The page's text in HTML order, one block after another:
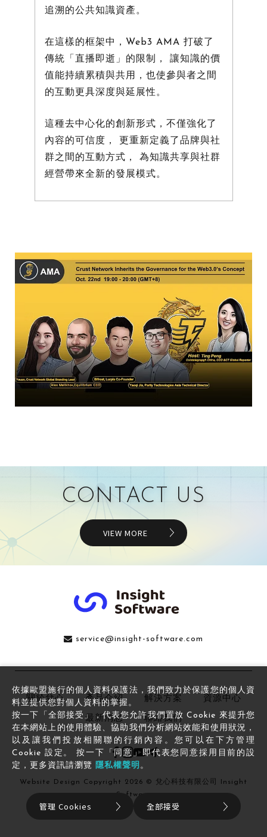
追溯的公共知識資產。
在這樣的框架中，Web3 AMA 打破了
傳統「直播即逝」的限制， 讓知識的價
值能持續累積與共用，也使參與者之間
的互動更具深度與延展性。
這種去中心化的創新形式，不僅強化了
內容的可信度， 更重新定義了品牌與社
群之間的互動方式， 為知識共享與社群
經營帶來全新的發展模式。
CONTACT US
VIEW MORE
service@insight-software.com
關於兌心 產品介紹 解決方案 資源中心
最新消息 聯絡我們
Website Design
Copyright 2026 © 兌心科技有限公司 Insight
Software
All Rights Reserved.
網頁設計by
依據歐盟施行的個人資料保護法，我們致力於保護您的個人資
料並提供您對個人資料的掌握。
按一下「全部接受」，代表您允許我們置放 Cookie 來提升您
在本網站上的使用體驗、協助我們分析網站效能和使用狀況，
以及讓我們投放相關聯的行銷內容。您可以在下方管理
Cookie 設定。 按一下「同意」即代表您同意採用目前的設
定，更多資訊請瀏覽 隱私權聲明 。
管理 Cookies 全部接受